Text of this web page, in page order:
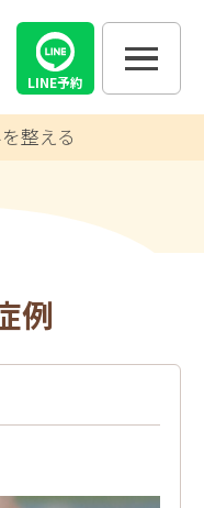
LINE予約
整える
例